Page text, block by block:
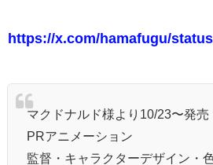
https://x.com/hamafugu/
マクドナルド様より10/23〜発売
PRアニメーション
監督・キャラクターデザイン・